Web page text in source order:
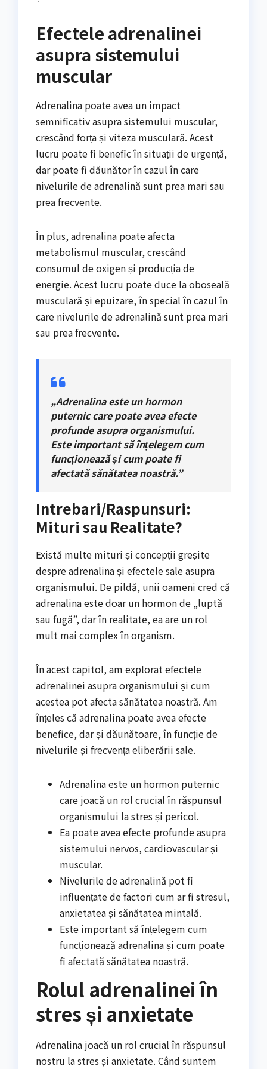
Efectele adrenalinei
asupra sistemului
muscular
Adrenalina poate avea un impact
semnificativ asupra sistemului muscular,
crescând forța și viteza musculară. Acest
lucru poate fi benefic în situații de urgență,
dar poate fi dăunător în cazul în care
nivelurile de adrenalină sunt prea mari sau
prea frecvente.
În plus, adrenalina poate afecta
metabolismul muscular, crescând
consumul de oxigen și producția de
energie. Acest lucru poate duce la oboseală
musculară și epuizare, în special în cazul în
care nivelurile de adrenalină sunt prea mari
sau prea frecvente.
„Adrenalina este un hormon
puternic care poate avea efecte
profunde asupra organismului.
Este important să înțelegem cum
funcționează și cum poate fi
afectată sănătatea noastră.”
Intrebari/Raspunsuri:
Mituri sau Realitate?
Există multe mituri și concepții greșite
despre adrenalina și efectele sale asupra
organismului. De pildă, unii oameni cred că
adrenalina este doar un hormon de „luptă
sau fugă”, dar în realitate, ea are un rol
mult mai complex în organism.
În acest capitol, am explorat efectele
adrenalinei asupra organismului și cum
acestea pot afecta sănătatea noastră. Am
înțeles că adrenalina poate avea efecte
benefice, dar și dăunătoare, în funcție de
nivelurile și frecvența eliberării sale.
Adrenalina este un hormon puternic
care joacă un rol crucial în răspunsul
organismului la stres și pericol.
Ea poate avea efecte profunde asupra
sistemului nervos, cardiovascular și
muscular.
Nivelurile de adrenalină pot fi
influențate de factori cum ar fi stresul,
anxietatea și sănătatea mintală.
Este important să înțelegem cum
funcționează adrenalina și cum poate
fi afectată sănătatea noastră.
Rolul adrenalinei în
stres și anxietate
Adrenalina joacă un rol crucial în răspunsul
nostru la stres și anxietate. Când suntem